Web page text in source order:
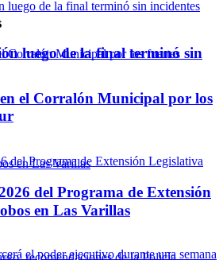
luego de la final terminó sin
en Las Varillas
el Corralón Municipal por los
del Programa de Extensión